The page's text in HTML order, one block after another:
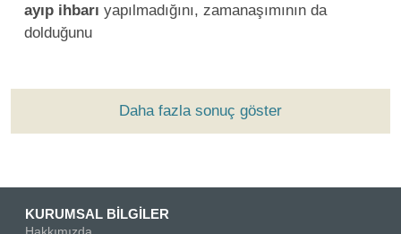
ayıp ihbarı yapılmadığını, zamanaşımının da
dolduğunu
Daha fazla sonuç göster
KURUMSAL BİLGİLER